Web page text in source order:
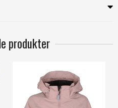
produkter